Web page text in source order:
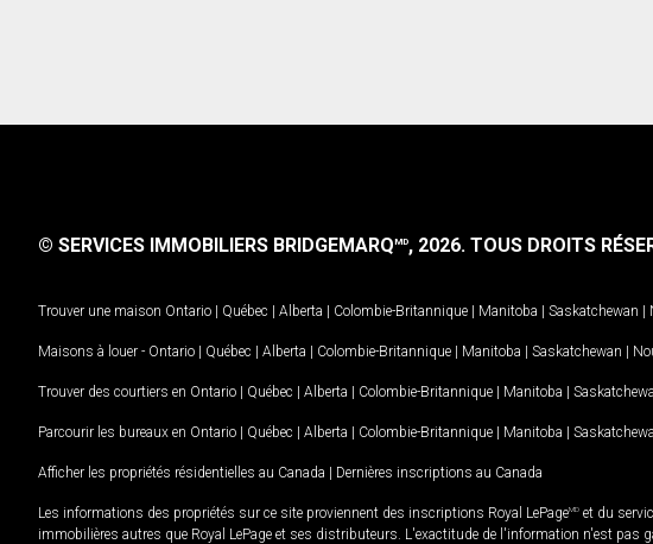
© SERVICES IMMOBILIERS BRIDGEMARQMD, 2026. TOUS DROITS
Trouver une maison Ontario Québec Alberta Colombie-Britannique Manitoba Saskatchewan
Maisons à louer - Ontario Québec Alberta Colombie-Britannique Manitoba Saskatchewan
Trouver des courtiers en Ontario Québec Alberta Colombie-Britannique Manitoba
Parcourir les bureaux en Ontario Québec Alberta Colombie-Britannique Manitoba
Afficher les propriétés résidentielles au Canada Dernières inscriptions au Canada
Les informations des propriétés sur ce site proviennent des inscriptions Royal LePageMD et du
immobilières autres que Royal LePage et ses distributeurs. L'exactitude de l'information n'est pas